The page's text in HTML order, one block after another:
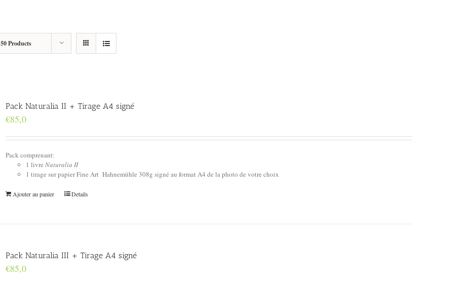
50 Products
Pack Naturalia II + Tirage A4 signé
€85,0
Pack comprenant:
1 livre Naturalia II
1 tirage sur papier Fine Art Hahnemühle 308g signé au format A4 de la photo de votre choix
Ajouter au panier Details
Pack Naturalia III + Tirage A4 signé
€85,0